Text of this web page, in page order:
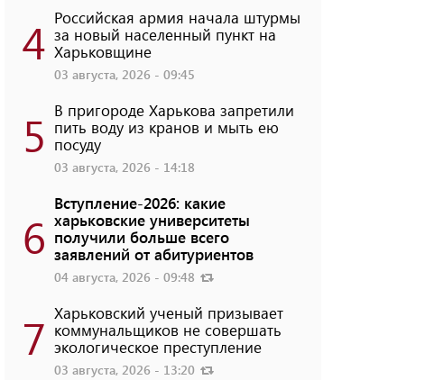
4 Российская армия начала штурмы
за новый населенный пункт на
Харьковщине
03 августа, 2026 - 09:45
5 В пригороде Харькова запретили
пить воду из кранов и мыть ею
посуду
03 августа, 2026 - 14:18
6
Вступление-2026: какие
харьковские университеты
получили больше всего
заявлений от абитуриентов
04 августа, 2026 - 09:48
7 Харьковский ученый призывает
коммунальщиков не совершать
экологическое преступление
03 августа, 2026 - 13:20